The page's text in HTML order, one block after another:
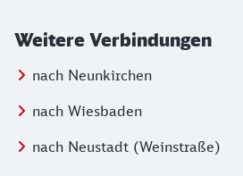
Weitere Verbindungen
nach Neunkirchen
nach Wiesbaden
nach Neustadt (Weinstraße)